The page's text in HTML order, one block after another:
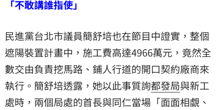
「不敢講誰指使」
民進黨台北市議員簡舒培也在節目中證實，整個
遮陽裝置計畫中，施工費高達4966萬元，竟然全
數交由負責挖馬路、鋪人行道的開口契約廠商來
執行。簡舒培透露，她以此事質詢都發局與新工
處時，兩個局處的首長與同仁當場「面面相覷、